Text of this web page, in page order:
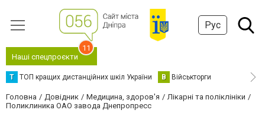
Рус
Наші спецпроєкти
11
Т ТОП кращих дистанційних шкіл України В Військторги
Головна Довідник Медицина, здоров'я
Лікарні та поліклініки
Поликлиника ОАО завода Днепропресс